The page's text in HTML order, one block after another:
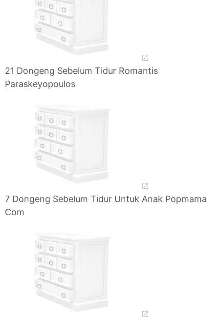
21 Dongeng Sebelum Tidur Romantis
Paraskeyopoulos
7 Dongeng Sebelum Tidur Untuk Anak Popmama
Com